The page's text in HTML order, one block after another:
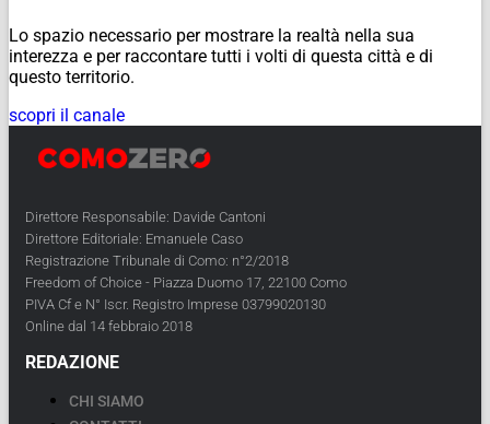
Lo spazio necessario per mostrare la realtà nella sua
interezza e per raccontare tutti i volti di questa città e di
questo territorio.
scopri il canale
Direttore Responsabile: Davide Cantoni
Direttore Editoriale: Emanuele Caso
Registrazione Tribunale di Como: n°2/2018
Freedom of Choice - Piazza Duomo 17, 22100 Como
PIVA Cf e N° Iscr. Registro Imprese 03799020130
Online dal 14 febbraio 2018
REDAZIONE
CHI SIAMO